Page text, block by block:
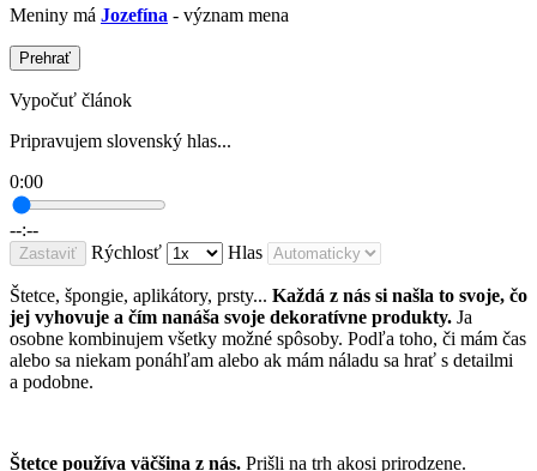
Meniny má Jozefína - význam mena
Prehrať
Vypočuť článok
Pripravujem slovenský hlas...
0:00
--:--
Zastaviť Rýchlosť Hlas
Štetce, špongie, aplikátory, prsty... Každá z nás si našla to svoje, čo
jej vyhovuje a čím nanáša svoje dekoratívne produkty. Ja
osobne kombinujem všetky možné spôsoby. Podľa toho, či mám čas
alebo sa niekam ponáhľam alebo ak mám náladu sa hrať s detailmi
a podobne.
Štetce používa väčšina z nás. Prišli na trh akosi prirodzene.